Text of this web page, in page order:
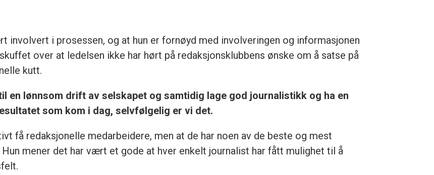
involvert i prosessen, og at hun er fornøyd med involveringen og informasjonen
over at ledelsen ikke har hørt på redaksjonsklubbens ønske om å satse på
kutt.
en lønnsom drift av selskapet og samtidig lage god journalistikk og ha en
som kom i dag, selvfølgelig er vi det.
få redaksjonelle medarbeidere, men at de har noen av de beste og mest
mener det har vært et gode at hver enkelt journalist har fått mulighet til å